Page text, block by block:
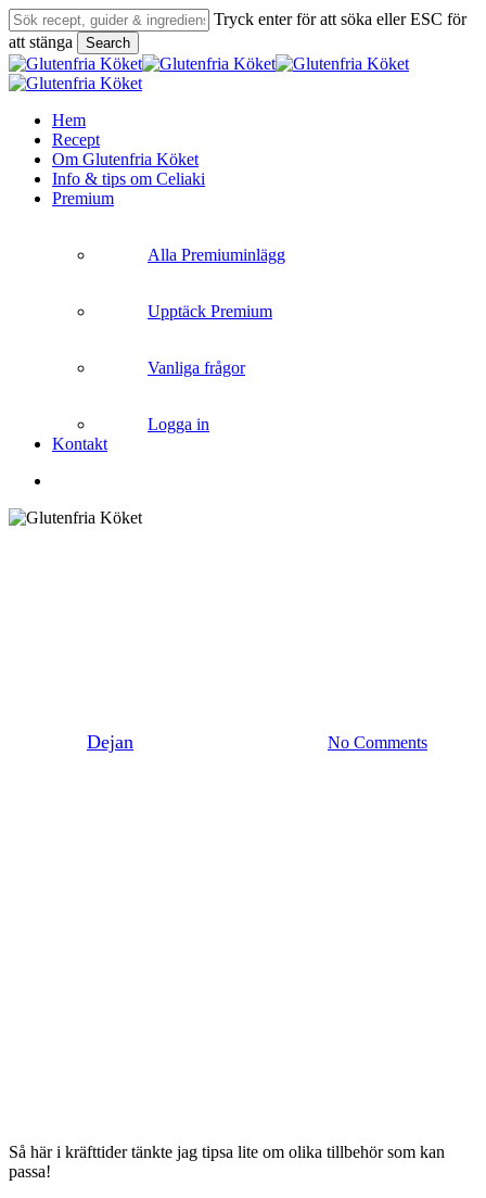
Skip
to
main
content
Tryck enter för att söka eller ESC för
att stänga
Search
Close
Search
search
Menu
Hem
Recept
Om Glutenfria Köket
Info & tips om Celiaki
Premium
Alla Premiuminlägg
Upptäck Premium
Vanliga frågor
Logga in
Kontakt
Dejan No Comments
Så här i kräfttider tänkte jag tipsa lite om olika tillbehör som kan
passa!